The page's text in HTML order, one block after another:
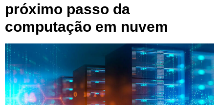
próximo passo da
computação em nuvem